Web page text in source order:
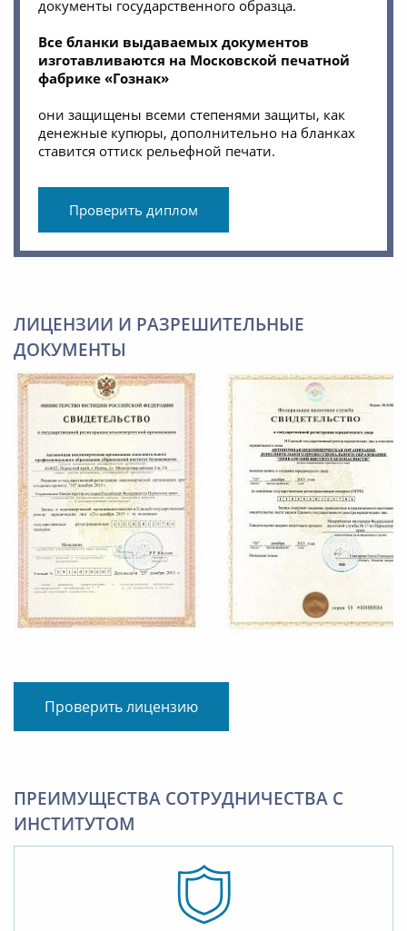
документы государственного образца.
Все бланки выдаваемых документов
изготавливаются на Московской печатной
фабрике «Гознак»
они защищены всеми степенями защиты, как
денежные купюры, дополнительно на бланках
ставится оттиск рельефной печати.
Проверить диплом
ЛИЦЕНЗИИ И РАЗРЕШИТЕЛЬНЫЕ
ДОКУМЕНТЫ
Проверить лицензию
ПРЕИМУЩЕСТВА СОТРУДНИЧЕСТВА С
ИНСТИТУТОМ